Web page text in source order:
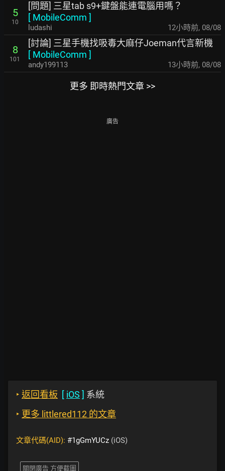
5
10
[問題] 三星tab s9+鍵盤能連電腦用嗎？
[ MobileComm ]
ludashi 12小時前, 08/08
8
101
[討論] 三星手機找吸毒大麻仔Joeman代言新機
[ MobileComm ]
andy199113 13小時前, 08/08
更多 即時熱門文章 >>
廣告
‣ 返回看板 [ iOS ] 系統
‣ 更多 littlered112 的文章
文章代碼(AID): #1gGmYUCz (iOS)
關閉廣告 方便截圖